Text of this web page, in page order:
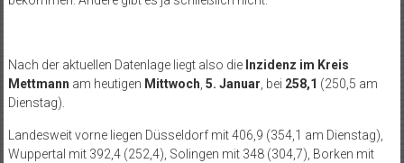
Nach der aktuellen Datenlage liegt also die Inzidenz im Kreis
Mettmann am heutigen Mittwoch 5. Januar , bei 258,1 (250,5 am
Dienstag).
Landesweit vorne liegen Düsseldorf mit 406,9 (354,1 am Dienstag),
Wuppertal mit 392,4 (252,4), Solingen mit 348 (304,7), Borken mit